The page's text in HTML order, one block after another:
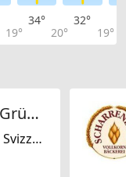
19°
34°
20°
32°
19°
Restaurant Bären Grüningen
Regionale, Stagionale, Svizzera, Europeo, Europa Centrale